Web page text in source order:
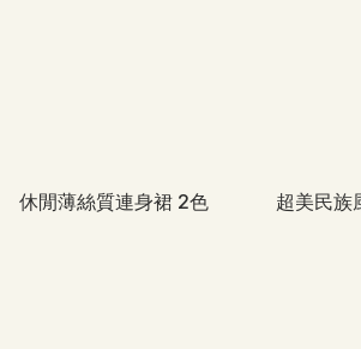
休閒薄絲質連身裙 2色 超美民族